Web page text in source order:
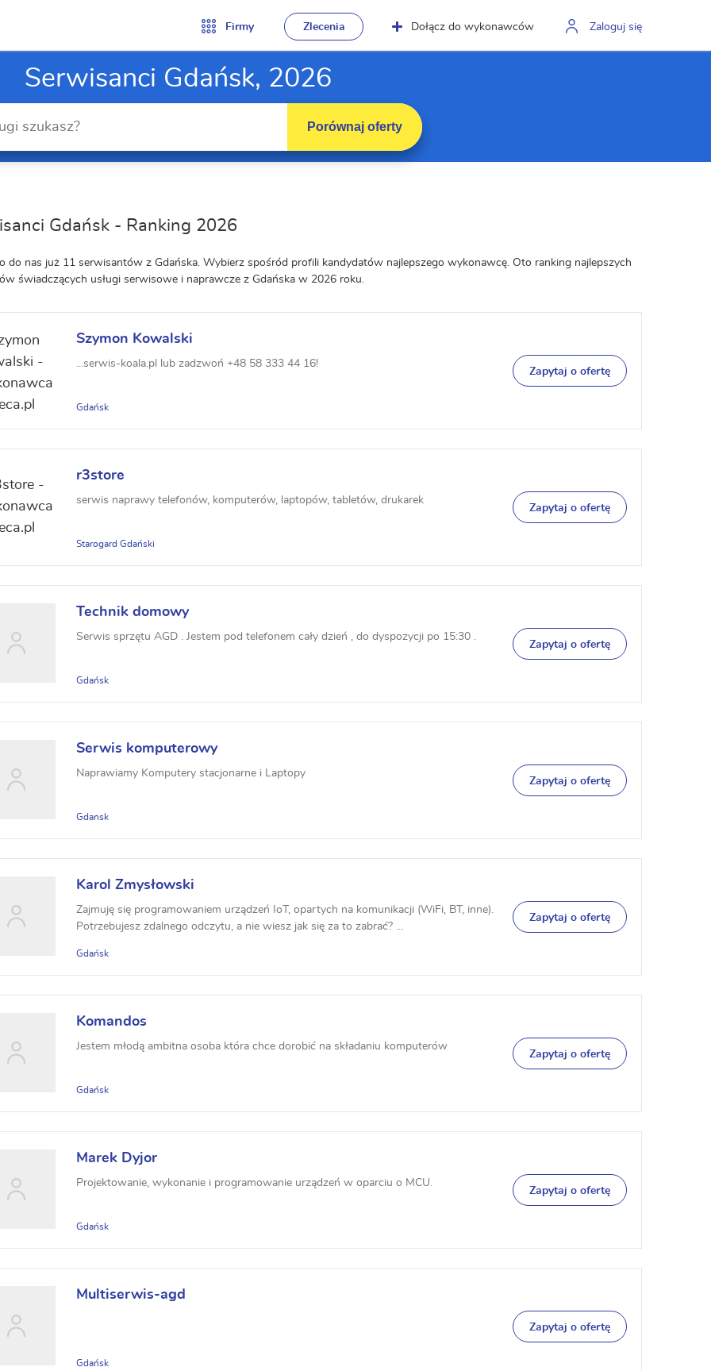
Firmy Zlecenia Dołącz do wykonawców Zaloguj się
Serwisanci Gdańsk, 2026
Porównaj oferty
Gdańsk - Ranking 2026
do nas już 11 serwisantów z Gdańska. Wybierz spośród profili kandydatów najlepszego wykonawcę. Oto ranking najlepszych
świadczących usługi serwisowe i naprawcze z Gdańska w 2026 roku.
Szymon Kowalski
...serwis-koala.pl lub zadzwoń +48 58 333 44 16!
Gdańsk
Zapytaj o ofertę
r3store
serwis naprawy telefonów, komputerów, laptopów, tabletów, drukarek
Starogard Gdański
Zapytaj o ofertę
Technik domowy
Serwis sprzętu AGD . Jestem pod telefonem cały dzień , do dyspozycji po 15:30 .
Gdańsk
Zapytaj o ofertę
Serwis komputerowy
Naprawiamy Komputery stacjonarne i Laptopy
Gdansk
Zapytaj o ofertę
Karol Zmysłowski
Zajmuję się programowaniem urządzeń IoT, opartych na komunikacji (WiFi, BT, inne).
Potrzebujesz zdalnego odczytu, a nie wiesz jak się za to zabrać? ...
Gdańsk
Zapytaj o ofertę
Komandos
Jestem młodą ambitna osoba która chce dorobić na składaniu komputerów
Gdańsk
Zapytaj o ofertę
Marek Dyjor
Projektowanie, wykonanie i programowanie urządzeń w oparciu o MCU.
Gdańsk
Zapytaj o ofertę
Multiserwis-agd
Gdańsk
Zapytaj o ofertę